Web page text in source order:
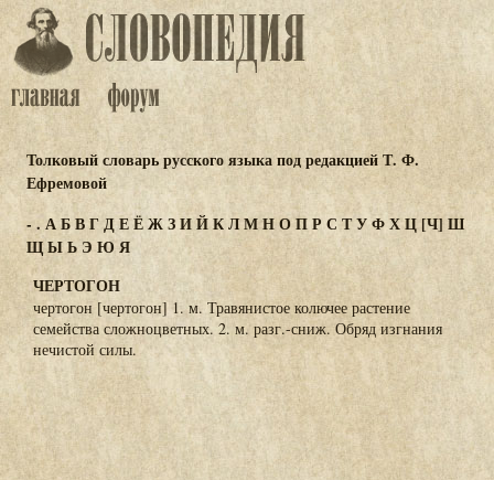
Толковый словарь русского языка под редакцией Т. Ф.
Ефремовой
- . АБВГДЕЁЖЗИЙКЛМНОПР С ТУФХЦ [Ч] Ш
ЩЫЬЭ ЮЯ
ЧЕРТОГОН
чертогон [чертогон] 1. м. Травянистое колючее растение
семейства сложноцветных. 2. м. разг.-сниж. Обряд изгнания
нечистой силы.